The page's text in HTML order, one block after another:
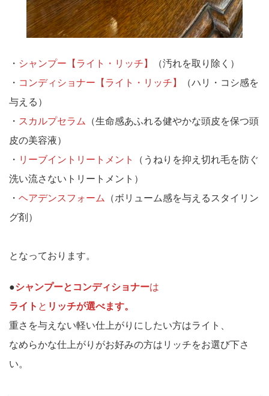
・ シャンプー【ライト・リッチ】
（汚れを取り除く）
・ コンディショナー【ライト・リッチ】
（ハリ・コシ感を
与える）
・ スカルプセラム
（生命感あふれる健やかな頭皮を保つ頭
皮の美容液）
・ リーブイントリートメント
（うねりを抑え切れ毛を防ぐ
洗い流さないトリートメント）
・ ヘアデンスフォーム
（ボリューム感を与えるスタイリン
グ剤）
となっております。
●シャンプーとコンディショナーは
ライト と リッチが選べます。
重さを与えない軽い仕上がりにしたい方はライト、
なめらかな仕上がりがお好みの方はリッチをお選び下さ
い。